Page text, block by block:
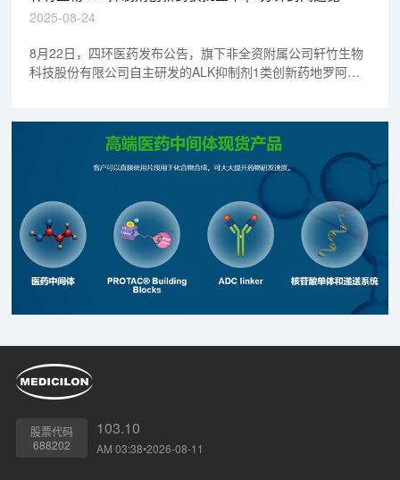
2025-08-24
8月22日，四环医药发布公告，旗下非全资附属公司轩竹生物
科技股份有限公司自主研发的ALK抑制剂1类创新药地罗阿克
股票代码
688202
103.10
AM 03:38•2026-08-11